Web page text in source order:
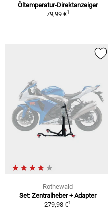
Öltemperatur-Direktanzeiger
79,99 €1
Rothewald
Set: Zentralheber + Adapter
279,98 €1